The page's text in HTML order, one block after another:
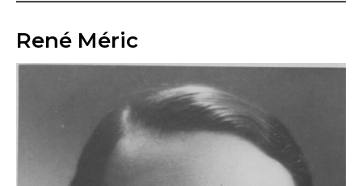
René Méric